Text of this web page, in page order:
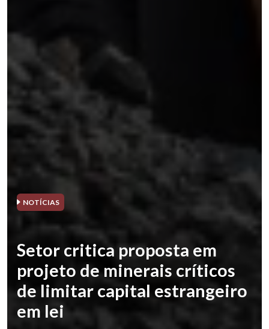
NOTÍCIAS
Setor critica proposta em
projeto de minerais críticos
de limitar capital estrangeiro
em lei